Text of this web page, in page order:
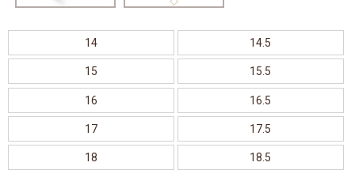
14 14.5
15 15.5
16 16.5
17 17.5
18 18.5